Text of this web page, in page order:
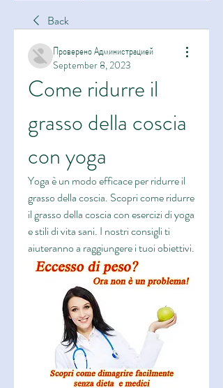
Back
Проверено Администрацией
September 8, 2023
Come ridurre il
grasso della coscia
con yoga
Yoga è un modo efficace per ridurre il
grasso della coscia. Scopri come ridurre
il grasso della coscia con esercizi di yoga
e stili di vita sani. I nostri consigli ti
aiuteranno a raggiungere i tuoi obiettivi.